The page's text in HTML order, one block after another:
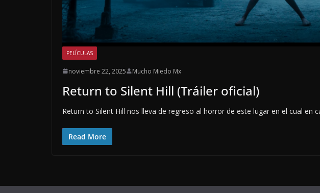
PELÍCULAS
noviembre 22, 2025 Mucho Miedo Mx
Return to Silent Hill (Tráiler oficial)
Return to Silent Hill nos lleva de regreso al horror de este lugar en el cual en
Read More